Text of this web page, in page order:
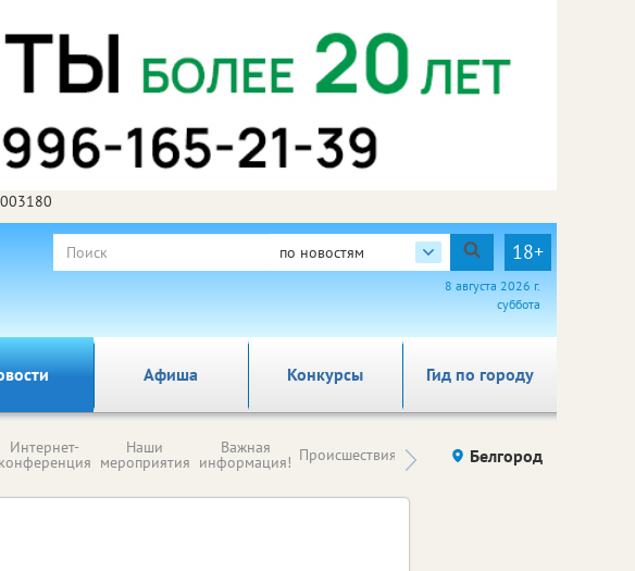
по новостям 18+
8 августа 2026 г.
суббота
Афиша Гид по городу
Конкурсы
Интернет-
конференция
Наши
мероприятия
Важная
информация! Происшествия Здоровье компаний (на
правах
Белгород